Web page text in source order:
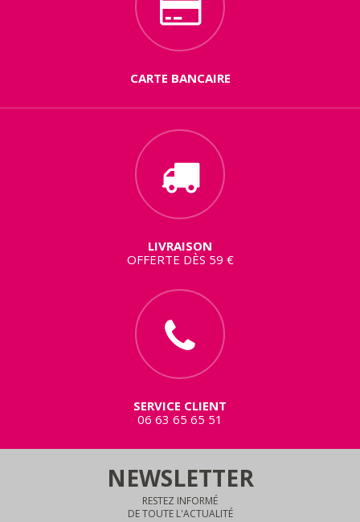
CARTE BANCAIRE
LIVRAISON
OFFERTE DÈS 59 €
SERVICE CLIENT
06 63 65 65 51
NEWSLETTER
RESTEZ INFORMÉ
DE TOUTE L'ACTUALITÉ